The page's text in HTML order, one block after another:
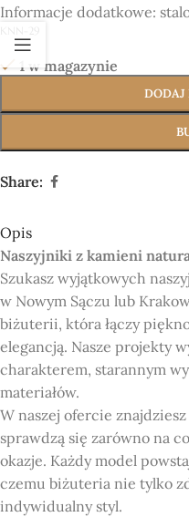
Informacje dodatkowe:
1 w magazynie
DODAJ
Share:
Opis
Naszyjniki z kamieni
Szukasz wyjątkowych
w Nowym Sączu lub
biżuterii, która łączy
elegancją. Nasze projekty
charakterem, starannym
materiałów.
W naszej ofercie
sprawdzą się zarówno na
okazje. Każdy model
czemu biżuteria nie tylko
indywidualny styl.